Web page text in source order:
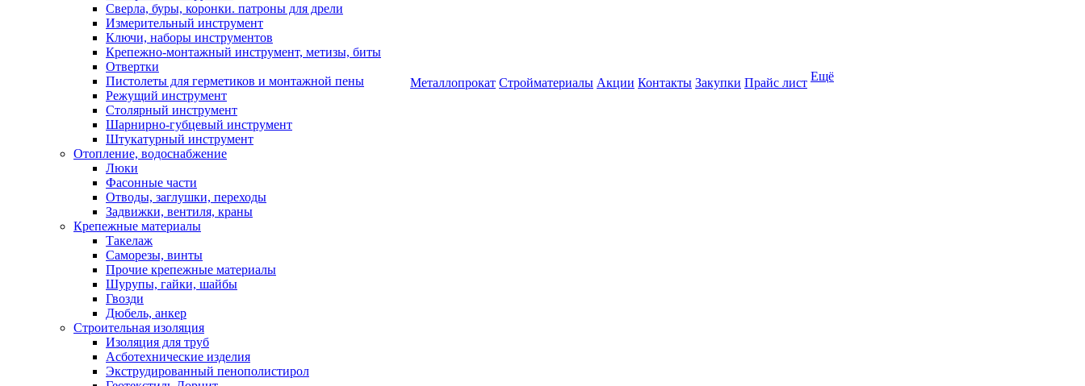
Сверла, буры, коронки. патроны для дрели
Измерительный инструмент
Ключи, наборы инструментов
Крепежно-монтажный инструмент, метизы, биты
Отвертки
Пистолеты для герметиков и монтажной пены
Режущий инструмент
Столярный инструмент
Шарнирно-губцевый инструмент
Штукатурный инструмент
Отопление, водоснабжение
Люки
Фасонные части
Отводы, заглушки, переходы
Задвижки, вентиля, краны
Крепежные материалы
Такелаж
Саморезы, винты
Прочие крепежные материалы
Шурупы, гайки, шайбы
Гвозди
Дюбель, анкер
Строительная изоляция
Изоляция для труб
Асботехнические изделия
Экструдированный пенополистирол
Металлопрокат Стройматериалы Акции Контакты Закупки Прайс лист Ещё